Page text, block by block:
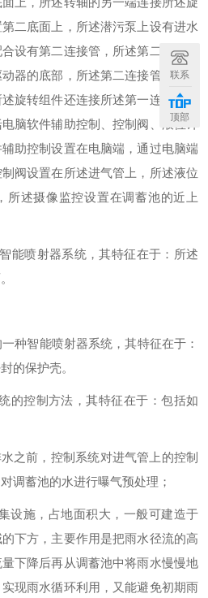
二底面上，所述潜污泵上设有进水
设有第二连接管，所述第二连接管
器的底部，所述第二连接管的另一
旋转组件还连接所述第一连接管的
脑软件辅助控制、控制阀、液位计
助控制设置在电脑端，通过电脑端
阀设置在所述进气管上，所述液位
所述摄像监控设置在调蓄池的近上
能喷射器系统，其特征在于：所述
种智能喷射器系统，其特征在于：
的保护壳。
的控制方法，其特征在于：包括如
之前，控制系统对进气管上的控制
调蓄池的水进行曝气预处理；
设施，占地面积大，一般可建造于
下方，主要作用是把雨水径流的高
下降后再从调蓄池中将雨水慢慢地
现雨水循环利用，又能避免初期雨
联系
顶部